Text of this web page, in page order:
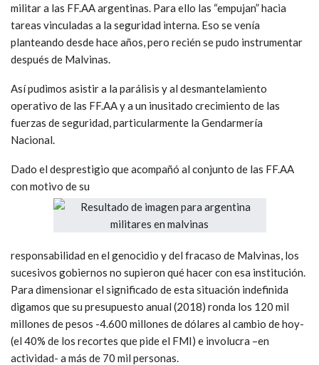
militar a las FF.AA argentinas. Para ello las “empujan” hacia
tareas vinculadas a la seguridad interna. Eso se venía
planteando desde hace años, pero recién se pudo instrumentar
después de Malvinas.
Así pudimos asistir a la parálisis y al desmantelamiento
operativo de las FF.AA y a un inusitado crecimiento de las
fuerzas de seguridad, particularmente la Gendarmería
Nacional.
Dado el desprestigio que acompañó al conjunto de las FF.AA
con motivo de su
responsabilidad en el genocidio y del fracaso de Malvinas, los
sucesivos gobiernos no supieron qué hacer con esa institución.
Para dimensionar el significado de esta situación indefinida
digamos que su presupuesto anual (2018) ronda los 120 mil
millones de pesos -4.600 millones de dólares al cambio de hoy-
(el 40% de los recortes que pide el FMI) e involucra –en
actividad- a más de 70 mil personas.